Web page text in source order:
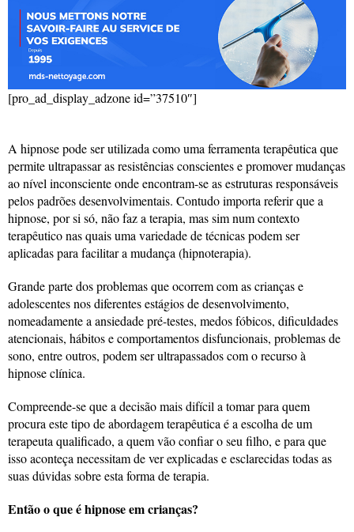
[pro_ad_display_adzone id=”37510″]
A hipnose pode ser utilizada como uma ferramenta terapêutica que
permite ultrapassar as resistências conscientes e promover mudanças
ao nível inconsciente onde encontram-se as estruturas responsáveis
pelos padrões desenvolvimentais. Contudo importa referir que a
hipnose, por si só, não faz a terapia, mas sim num contexto
terapêutico nas quais uma variedade de técnicas podem ser
aplicadas para facilitar a mudança (hipnoterapia).
Grande parte dos problemas que ocorrem com as crianças e
adolescentes nos diferentes estágios de desenvolvimento,
nomeadamente a ansiedade pré-testes, medos fóbicos, dificuldades
atencionais, hábitos e comportamentos disfuncionais, problemas de
sono, entre outros, podem ser ultrapassados com o recurso à
hipnose clínica.
Compreende-se que a decisão mais difícil a tomar para quem
procura este tipo de abordagem terapêutica é a escolha de um
terapeuta qualificado, a quem vão confiar o seu filho, e para que
isso aconteça necessitam de ver explicadas e esclarecidas todas as
suas dúvidas sobre esta forma de terapia.
Então o que é hipnose em crianças?